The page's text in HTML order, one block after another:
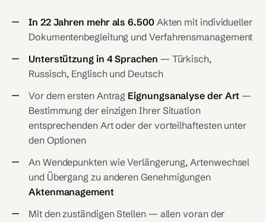
In 22 Jahren mehr als 6.500Akten mit individueller
Dokumentenbegleitung und Verfahrensmanagement
Unterstützung in 4 Sprachen — Türkisch,
Russisch, Englisch und Deutsch
Vor dem ersten Antrag Eignungsanalyse der Art —
Bestimmung der einzigen Ihrer Situation
entsprechenden Art oder der vorteilhaftesten unter
den Optionen
An Wendepunkten wie Verlängerung, Artenwechsel
und Übergang zu anderen Genehmigungen
Aktenmanagement
Mit den zuständigen Stellen — allen voran der